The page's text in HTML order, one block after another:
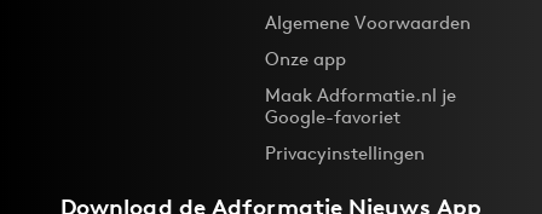
Algemene Voorwaarden
Onze app
Maak Adformatie.nl je
Google-favoriet
Privacyinstellingen
Download deAdformatie Nieuws App